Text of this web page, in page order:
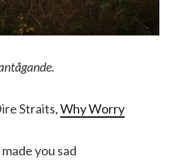
Straits,Why Worry
you sad